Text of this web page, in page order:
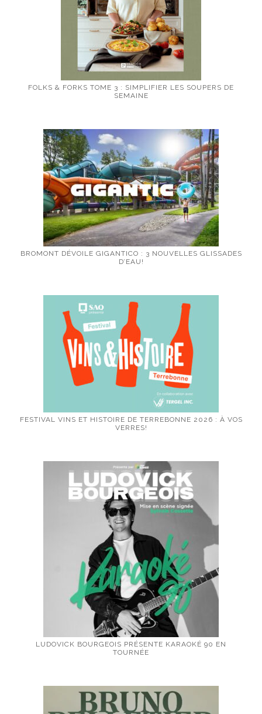
FOLKS & FORKS TOME 3 : SIMPLIFIER LES SOUPERS DE
SEMAINE
BROMONT DÉVOILE GIGANTICO : 3 NOUVELLES GLISSADES
D’EAU!
FESTIVAL VINS ET HISTOIRE DE TERREBONNE 2026 : À VOS
VERRES!
LUDOVICK BOURGEOIS PRÉSENTE KARAOKÉ 90 EN
TOURNÉE